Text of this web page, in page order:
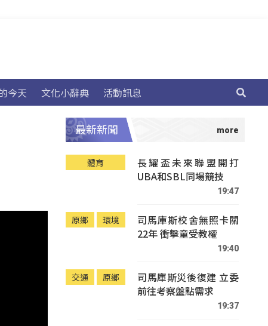
今天 文化小辭典 活動訊息
最新新聞
體育
長耀盃未來聯盟開打
UBA和SBL同場競技
19:47
原鄉 環境
司馬庫斯校舍無照卡關
22年 衝擊童受教權
19:40
交通 原鄉
司馬庫斯災後復建 立委
前往考察盤點需求
19:37